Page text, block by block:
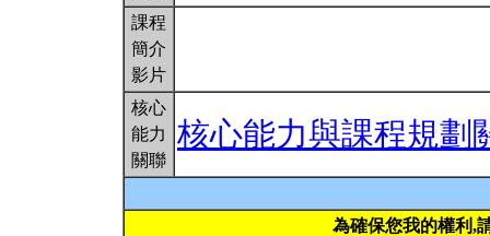
課程
簡介
影片
核心
能力
關聯
核心能力與課程規劃
為確保您我的權利,